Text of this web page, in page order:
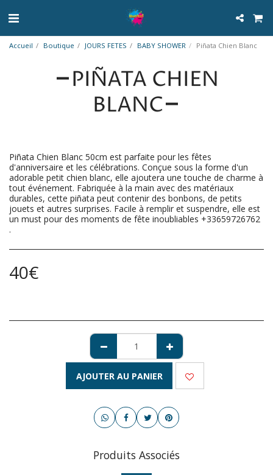
Accueil Boutique JOURS FETES BABY SHOWER Piñata Chien Blanc
PIÑATA CHIEN
BLANC
Piñata Chien Blanc 50cm est parfaite pour les fêtes
d'anniversaire et les célébrations. Conçue sous la forme d'un
adorable petit chien blanc, elle ajoutera une touche de charme à
tout événement. Fabriquée à la main avec des matériaux
durables, cette piñata peut contenir des bonbons, de petits
jouets et autres surprises. Facile à remplir et suspendre, elle est
un must pour des moments de fête inoubliables +33659726762
.
40€
AJOUTER AU PANIER
Produits Associés